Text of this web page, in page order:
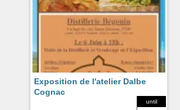
until
Exposition de l'atelier Dalbe
Cognac